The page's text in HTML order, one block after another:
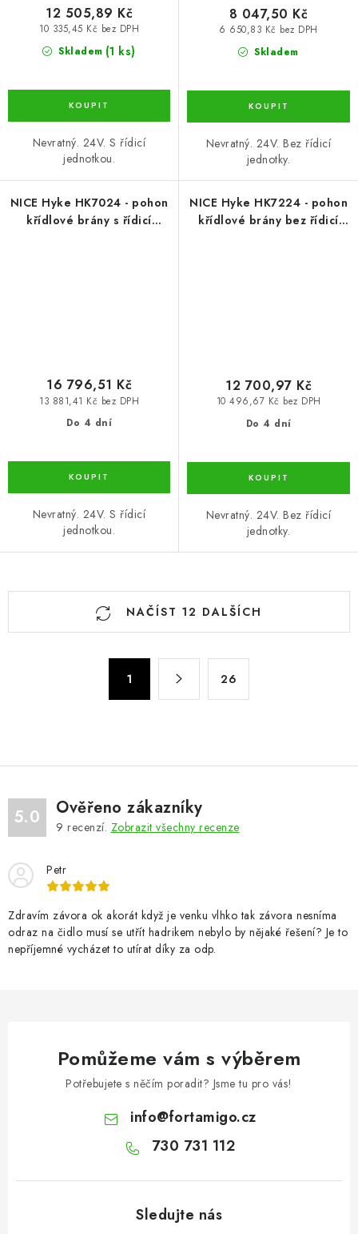
Skladem (1 ks)
10 335,45 Kč bez DPH
12 505,89 Kč
Nevratný. 24V. S řídicí
jednotkou.
Skladem
6 650,83 Kč bez DPH
8 047,50 Kč
Nevratný. 24V. Bez řídicí
jednotky.
NICE Hyke HK7024 - pohon
křídlové brány s řídicí
Do 4 dní
13 881,41 Kč bez DPH
16 796,51 Kč
Nevratný. 24V. S řídicí
jednotkou.
NICE Hyke HK7224 - pohon
křídlové brány bez řídicí
Do 4 dní
10 496,67 Kč bez DPH
12 700,97 Kč
Nevratný. 24V. Bez řídicí
jednotky.
O
p
v
k
v
ý
p
i
s
NAČÍST 12 DALŠÍCH
k
v
á
n
1 26
5.0 Ověřeno zákazníky
9 recenzí. Zobrazit všechny recenze
Petr
Zdravím závora ok akorát když je venku vlhko tak závora nesníma
odraz na čidlo musí se utřít hadrikem nebylo by nějaké řešení? Je to
nepříjemné vycházet to utírat díky za odp.
Pomůžeme vám s výběrem
Potřebujete s něčím poradit? Jsme tu pro vás!
info@fortamigo.cz
730 731 112